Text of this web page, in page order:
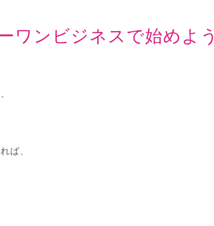
ワンビジネスで始めよう
ば、